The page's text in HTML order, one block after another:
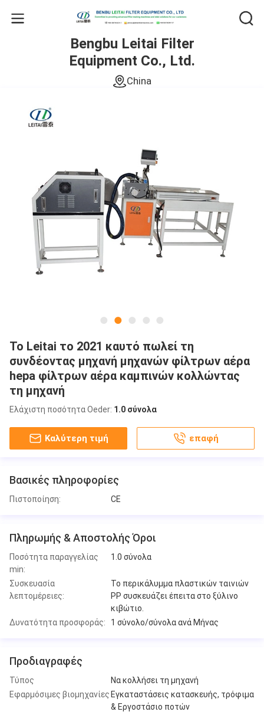
Bengbu Leitai Filter
Equipment Co., Ltd.
China
Το Leitai το 2021 καυτό πωλεί τη
συνδέοντας μηχανή μηχανών φίλτρων αέρα
hepa φίλτρων αέρα καμπινών κολλώντας
τη μηχανή
Ελάχιστη ποσότητα Oeder: 1.0 σύνολα
Καλύτερη τιμή επαφή
Βασικές πληροφορίες
Πιστοποίηση: CE
Πληρωμής & Αποστολής Όροι
Ποσότητα παραγγελίας
min:
1.0 σύνολα
Συσκευασία
λεπτομέρειες:
Το περικάλυμμα πλαστικών ταινιών
PP συσκευάζει έπειτα στο ξύλινο
κιβώτιο.
Δυνατότητα προσφοράς:
1 σύνολο/σύνολα ανά Μήνας
Προδιαγραφές
Τύπος
Να κολλήσει τη μηχανή
Εφαρμόσιμες βιομηχανίες Εγκαταστάσεις κατασκευής, τρόφιμα
& Εργοστάσιο ποτών